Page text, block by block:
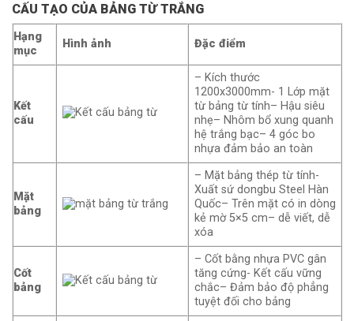
CẤU TẠO CỦA BẢNG TỪ TRẮNG
Hạng
mục
Hình ảnh Đặc điểm
Kết
cấu
– Kích thước
1200x3000mm- 1 Lớp mặt
từ bảng từ tính– Hậu siêu
nhẹ– Nhôm bổ xung quanh
hệ trắng bạc– 4 góc bo
nhựa đảm bảo an toàn
Mặt
bảng
– Mặt bảng thép từ tính-
Xuất sứ dongbu Steel Hàn
Quốc– Trên mặt có in dòng
kẻ mờ 5×5 cm– dễ viết, dễ
xóa
Cốt
bảng
– Cốt bằng nhựa PVC gân
tăng cứng- Kết cấu vững
chắc– Đảm bảo độ phẳng
tuyệt đối cho bảng